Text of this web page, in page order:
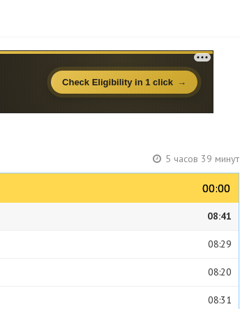
5 часов 39 минут
00:00
00:00
08:41
08:29
08:20
08:31